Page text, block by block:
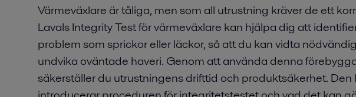
Värmeväxlare är tåliga, men som all utrustning kräver de ett
Lavals Integrity Test för värmeväxlare kan hjälpa dig att
problem som sprickor eller läckor, så att du kan vidta
undvika oväntade haveri. Genom att använda denna
säkerställer du utrustningens drifttid och produktsäkerhet. Den